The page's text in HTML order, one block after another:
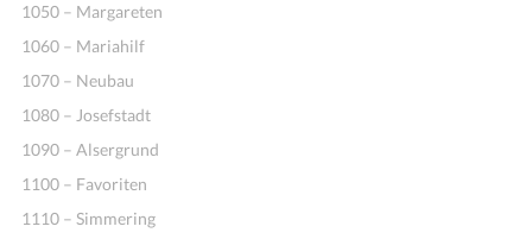
1050 – Margareten
1060 – Mariahilf
1070 – Neubau
1080 – Josefstadt
1090 – Alsergrund
1100 – Favoriten
1110 – Simmering